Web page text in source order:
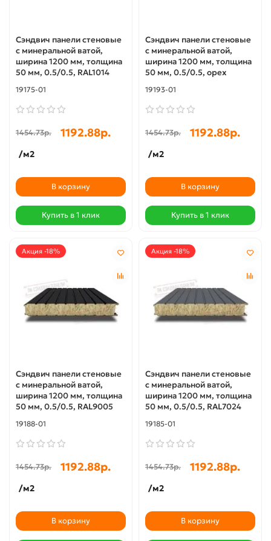
Сэндвич панели стеновые
с минеральной ватой,
ширина 1200 мм, толщина
50 мм, 0.5/0.5, RAL1014
19175-01
1454.73р. 1192.88р.
/м2
В корзину
Купить в 1 клик
Сэндвич панели стеновые
с минеральной ватой,
ширина 1200 мм, толщина
50 мм, 0.5/0.5, орех
19193-01
1454.73р. 1192.88р.
/м2
В корзину
Купить в 1 клик
Акция -18%
Сэндвич панели стеновые
с минеральной ватой,
ширина 1200 мм, толщина
50 мм, 0.5/0.5, RAL9005
19188-01
1454.73р. 1192.88р.
/м2
В корзину
Акция -18%
Сэндвич панели стеновые
с минеральной ватой,
ширина 1200 мм, толщина
50 мм, 0.5/0.5, RAL7024
19185-01
1454.73р. 1192.88р.
/м2
В корзину